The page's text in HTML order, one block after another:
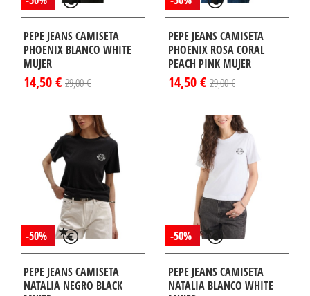
PEPE JEANS CAMISETA
PHOENIX BLANCO WHITE
MUJER
14,50 € 29,00 €
PEPE JEANS CAMISETA
PHOENIX ROSA CORAL
PEACH PINK MUJER
14,50 € 29,00 €
-50%
PEPE JEANS CAMISETA
NATALIA NEGRO BLACK
-50%
PEPE JEANS CAMISETA
NATALIA BLANCO WHITE